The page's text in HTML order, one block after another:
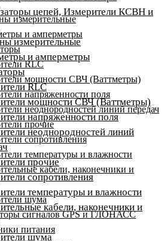
измерительные
и амперметры
RLC
мощности СВЧ (Ваттметры)
напряженности поля
неоднородностей линий передач
прочие
сопротивления
температуры и влажности
кабели, наконечники и
шума
сигналов GPS и ГЛОНАСС
питания
цепей, Измерители КСВН и
измерительные
и амперметры
RLC
мощности СВЧ (Ваттметры)
напряженности поля
неоднородностей линий
прочие
сопротивления
температуры и влажности
кабели, наконечники и
шума